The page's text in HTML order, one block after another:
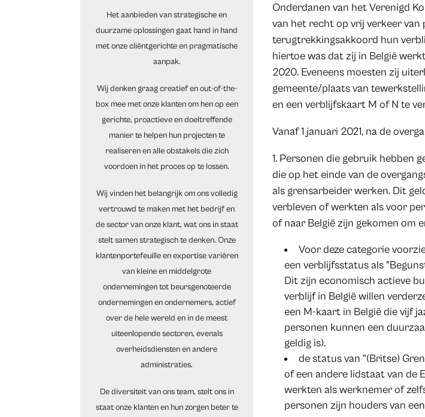
Het aanbieden van strategische en
duurzame oplossingen gaat hand in hand
met onze cliëntgerichte en pragmatische
aanpak.
Wij denken graag creatief en out-of-the-
box mee met onze klanten om hen op een
gerichte, proactieve en doeltreffende
manier te helpen hun projecten te
realiseren en alle obstakels die zich
voordoen in het proces op te lossen.
Wij vinden het belangrijk om ons volledig
vertrouwd te maken met het bedrijf en
de sector van onze klant, wat ons in staat
stelt samen strategisch te denken. Onze
klantenportefeuille en expertise variëren
van kleine en middelgrote
ondernemingen tot beursgenoteerde
ondernemingen en ondernemers, actief
over de hele wereld en in de meest
uiteenlopende sectoren, evenals
overheidsdiensten en andere
administraties.
De diversiteit van ons team, stelt ons in
staat onze klanten en hun zorgen beter te
Onderdanen van het Verenigd
van het recht op vrij verkeer van
terugtrekkingsakkoord hun
hiertoe was dat zij in België
2020. Eveneens moesten zij
gemeente/plaats van
en een verblijfskaart M of N te
Vanaf 1 januari 2021, na de
1. Personen die gebruik hebben
die op het einde van de
als grensarbeider werken. Dit
verbleven of werkten als voor
of naar België zijn gekomen om
Voor deze categorie
een verblijfsstatus als
Dit zijn economisch actieve
verblijf in België willen
een M-kaart in België die vijf
personen kunnen een
geldig is).
de status van "(Britse)
of een andere lidstaat van de
werkten als werknemer of
personen zijn houders van